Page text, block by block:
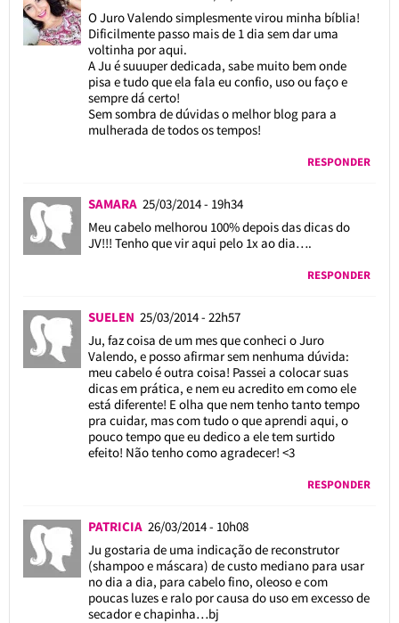
O Juro Valendo simplesmente virou minha bíblia!
Dificilmente passo mais de 1 dia sem dar uma
voltinha por aqui.
A Ju é suuuper dedicada, sabe muito bem onde
pisa e tudo que ela fala eu confio, uso ou faço e
sempre dá certo!
Sem sombra de dúvidas o melhor blog para a
mulherada de todos os tempos!
RESPONDER
SAMARA 25/03/2014 - 19h34
Meu cabelo melhorou 100% depois das dicas do
JV!!! Tenho que vir aqui pelo 1x ao dia….
RESPONDER
SUELEN 25/03/2014 - 22h57
Ju, faz coisa de um mes que conheci o Juro
Valendo, e posso afirmar sem nenhuma dúvida:
meu cabelo é outra coisa! Passei a colocar suas
dicas em prática, e nem eu acredito em como ele
está diferente! E olha que nem tenho tanto tempo
pra cuidar, mas com tudo o que aprendi aqui, o
pouco tempo que eu dedico a ele tem surtido
efeito! Não tenho como agradecer! <3
RESPONDER
PATRICIA 26/03/2014 - 10h08
Ju gostaria de uma indicação de reconstrutor
(shampoo e máscara) de custo mediano para usar
no dia a dia, para cabelo fino, oleoso e com
poucas luzes e ralo por causa do uso em excesso de
secador e chapinha…bj